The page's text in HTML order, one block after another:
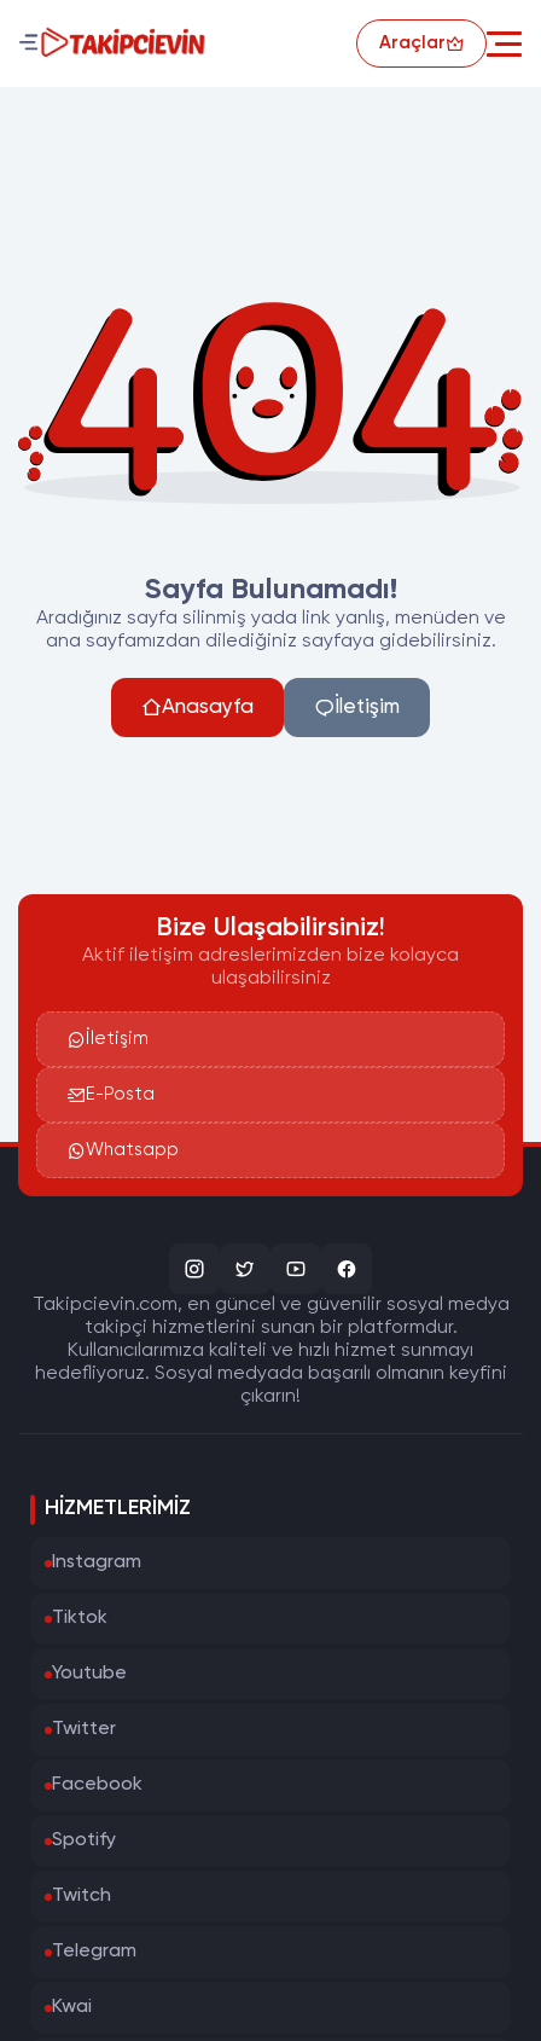
Araçlar
Sayfa Bulunamadı!
Aradığınız sayfa silinmiş yada link yanlış, menüden ve
ana sayfamızdan dilediğiniz sayfaya gidebilirsiniz.
Anasayfa İletişim
Bize Ulaşabilirsiniz!
Aktif iletişim adreslerimizden bize kolayca
ulaşabilirsiniz
İletişim
E-Posta
Whatsapp
Takipcievin.com, en güncel ve güvenilir sosyal medya
takipçi hizmetlerini sunan bir platformdur.
Kullanıcılarımıza kaliteli ve hızlı hizmet sunmayı
hedefliyoruz. Sosyal medyada başarılı olmanın keyfini
çıkarın!
HIZMETLERIMIZ
Instagram
Tiktok
Youtube
Twitter
Facebook
Spotify
Twitch
Telegram
Kwai